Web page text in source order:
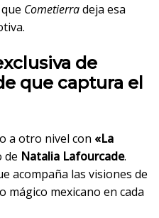
Cometierradeja esa
de
que captura el
a otro nivel con «La
de Natalia Lafourcade.
acompaña las visiones de
mágico mexicano en cada